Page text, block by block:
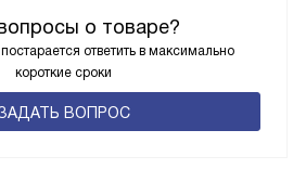
о товаре?
ответить в максимально
короткие сроки
ВОПРОС